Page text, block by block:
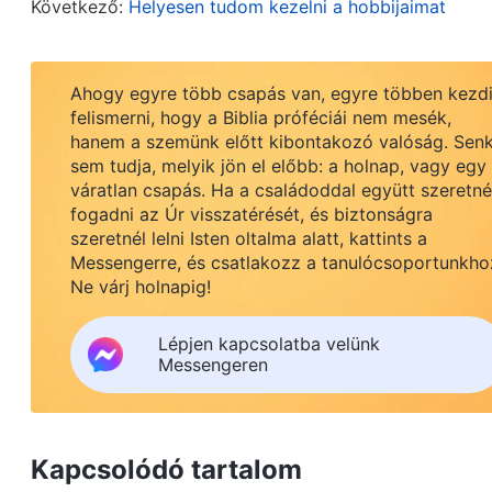
végzésében, de nem az alapelvekkel
hagy, és csak olyan munkát végez, ami őt jó
önmaga fényezésére használja. Az ilyen vezető
szavaival, felfedeztem, hogy bár látszólag
formálisan végzem a kötelességemet; nem
Mint amikor az evangelizációs csoportvezető
eredmények elérése érdekében. Bár mondtam
oldottam meg tényleges problémákat, mint
az együttműködése során nem fognak-e
beszélgettem vele, és nem kerestem tényleges
evangelizációs munkáját, amikor problémák
munkát, és nem is követtem nyomon, illetve
Következő: Helyesen tudom kezelni a hobbijaimat
Ahogy egyre több csapás van, egyre többen
felismerni, hogy a Biblia próféciái nem mesék,
hanem a szemünk előtt kibontakozó valóság.
sem tudja, melyik jön el előbb: a holnap, vagy egy
váratlan csapás. Ha a családoddal együtt
fogadni az Úr visszatérését, és biztonságra
szeretnél lelni Isten oltalma alatt, kattints a
Messengerre, és csatlakozz a
Ne várj holnapig!
Lépjen kapcsolatba velünk
Messengeren
Kapcsolódó tartalom